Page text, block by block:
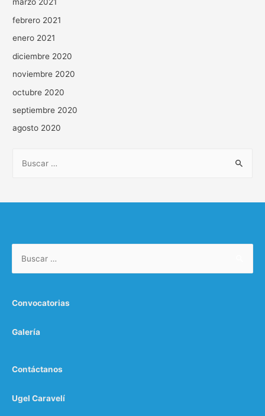
marzo 2021
febrero 2021
enero 2021
diciembre 2020
noviembre 2020
octubre 2020
septiembre 2020
agosto 2020
Convocatorias
Galería
Contáctanos
Ugel Caravelí